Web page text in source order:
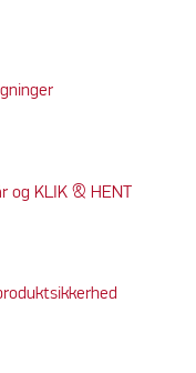
og KLIK & HENT